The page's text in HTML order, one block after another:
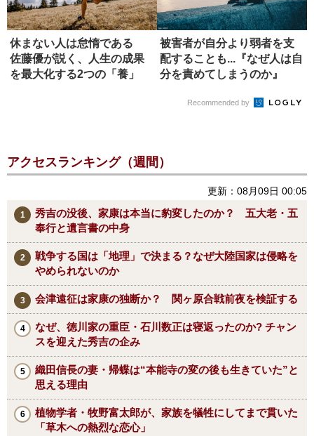
休まない人は怠惰である
佐藤優が説く、人生の成果
を最大化する2つの「養」
被害者が自分より弱者を支
配することも...『なぜ人は自
分を責めてしまうのか』
Recommended by
アクセスランキング（週間）
更新：08月09日 00:05
秀吉の没後、家康は本当に豹変したのか？ 五大老・五
奉行と遺言書の中身
戦争する国は「地理」で決まる？なぜ大陸国家は侵略を
やめられないのか
会津遠征は家康の独断か？ 関ヶ原合戦前夜を検証する
なぜ、徳川家の重臣・石川数正は寝返ったのか? チャン
スを迎えた秀吉の企み
織田信長の妻・帰蝶は“本能寺の変の後も生きていた”と
思える理由
植物学者・牧野富太郎が、家族を犠牲にしてまで貫いた
「草木への熱烈な恋心」